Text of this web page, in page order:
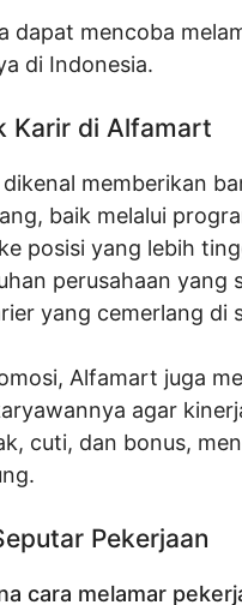
dapat mencoba
di Indonesia.
Karir di Alfamart
memberikan
baik melalui
posisi yang lebih
perusahaan yang
yang cemerlang di
Alfamart juga
agar
cuti, dan bonus,
Pekerjaan
cara melamar